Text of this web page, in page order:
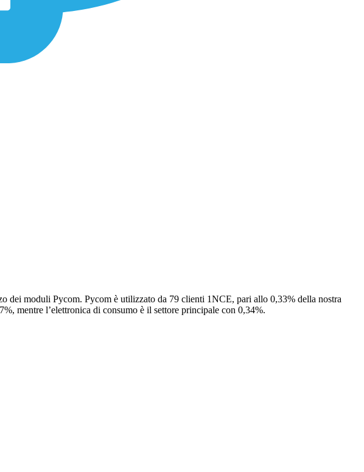
dei moduli Pycom. Pycom è utilizzato da 79 clienti 1NCE, pari allo 0,33% della nostra
mentre l’elettronica di consumo è il settore principale con 0,34%.